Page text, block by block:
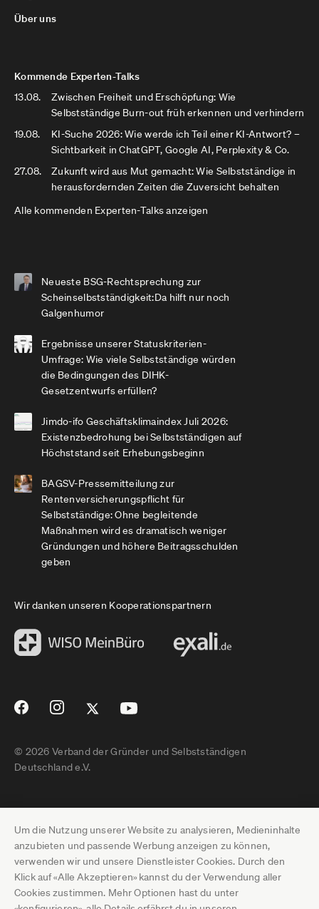
Um die Nutzung unserer Website zu analysieren, Medieninhalte
anzubieten und passende Werbung anzeigen zu können,
verwenden wir und unsere Dienstleister Cookies. Durch den
Klick auf «Alle Akzeptieren» kannst du der Verwendung aller
Cookies zustimmen. Mehr Optionen hast du unter
Über uns
Kommende Experten-Talks
13.08.
Zwischen Freiheit und Erschöpfung: Wie
Selbstständige Burn-out früh erkennen und verhindern
19.08.
KI-Suche 2026: Wie werde ich Teil einer KI-Antwort? –
Sichtbarkeit in ChatGPT, Google AI, Perplexity & Co.
27.08.
Zukunft wird aus Mut gemacht: Wie Selbstständige in
herausfordernden Zeiten die Zuversicht behalten
Alle kommenden Experten-Talks anzeigen
Neueste BSG-Rechtsprechung zur
Scheinselbstständigkeit:Da hilft nur noch
Galgenhumor
Ergebnisse unserer Statuskriterien-
Umfrage: Wie viele Selbstständige würden
die Bedingungen des DIHK-
Gesetzentwurfs erfüllen?
Jimdo-ifo Geschäftsklimaindex Juli 2026:
Existenzbedrohung bei Selbstständigen auf
Höchststand seit Erhebungsbeginn
BAGSV-Pressemitteilung zur
Rentenversicherungspflicht für
Selbstständige: Ohne begleitende
Maßnahmen wird es dramatisch weniger
Gründungen und höhere Beitragsschulden
geben
Wir danken unseren Kooperationspartnern
© 2026 Verband der Gründer und Selbstständigen
Deutschland e.V.
Impressum
Datenschutz
Pressebereich